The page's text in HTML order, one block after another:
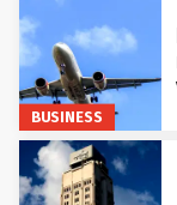
BUSINESS